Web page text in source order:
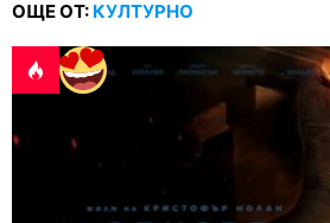
ОЩЕ ОТ: КУЛТУРНО